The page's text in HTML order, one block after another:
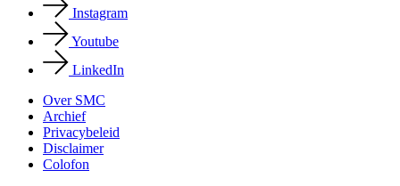
Instagram
Youtube
LinkedIn
Over SMC
Archief
Privacy­beleid
Disclaimer
Colofon